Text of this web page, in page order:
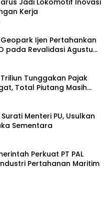
Jadi Lokomotif Inovasi
Kerja
Ijen Pertahankan
pada Revalidasi Agustus
Triliun Tunggakan Pajak
Total Piutang Masih
Menteri PU, Usulkan
Sementara
Perkuat PT PAL
Pertahanan Maritim